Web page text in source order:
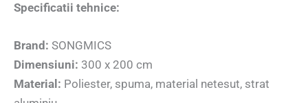
Specificatii tehnice:
Brand: SONGMICS
Dimensiuni: 300 x 200 cm
Material: Poliester, spuma, material netesut, strat